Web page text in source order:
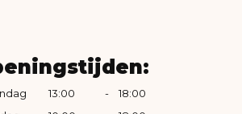
13:00 -
18:00